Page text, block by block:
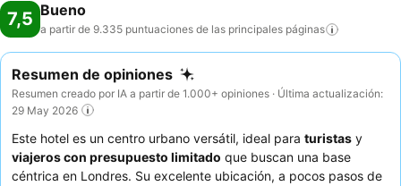
7,5 Bueno
a partir de 9.335 puntuaciones de las principales páginas
Resumen de opiniones
Resumen creado por IA a partir de 1.000+ opiniones · Última actualización:
29 May 2026
Este hotel es un centro urbano versátil, ideal para turistas y
viajeros con presupuesto limitado que buscan una base
céntrica en Londres. Su excelente ubicación, a pocos pasos de